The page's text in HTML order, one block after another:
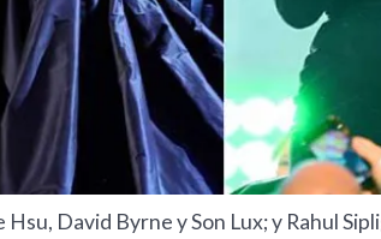
David Byrne y Son Lux; y Rahul